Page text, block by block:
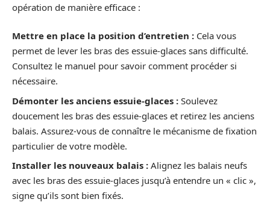
opération de manière efficace :
Mettre en place la position d’entretien : Cela vous
permet de lever les bras des essuie-glaces sans difficulté.
Consultez le manuel pour savoir comment procéder si
nécessaire.
Démonter les anciens essuie-glaces : Soulevez
doucement les bras des essuie-glaces et retirez les anciens
balais. Assurez-vous de connaître le mécanisme de fixation
particulier de votre modèle.
Installer les nouveaux balais : Alignez les balais neufs
avec les bras des essuie-glaces jusqu’à entendre un « clic »,
signe qu’ils sont bien fixés.